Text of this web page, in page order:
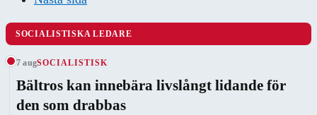
SOCIALISTISKA LEDARE
7 augSOCIALISTISK
Bältros kan innebära livslångt lidande för
den som drabbas